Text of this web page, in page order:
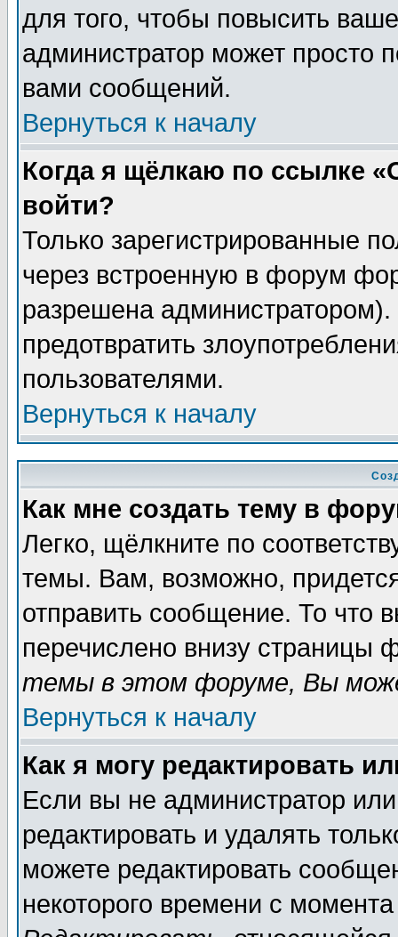
для того, чтобы повысить
администратор может просто
вами сообщений.
Вернуться к началу
Когда я щёлкаю по ссылке
войти?
Только зарегистрированные
через встроенную в форум
разрешена
предотвратить
пользователями.
Вернуться к началу
Как мне создать тему в
Легко, щёлкните по
темы. Вам, возможно,
отправить сообщение. То что
перечислено внизу страницы
темы в этом форуме, Вы
Вернуться к началу
Как я могу редактировать
Если вы не администратор
редактировать и удалять
можете редактировать
некоторого времени с